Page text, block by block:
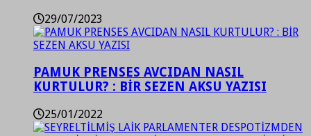
29/07/2023
PAMUK PRENSES AVCIDAN NASIL
KURTULUR? : BİR SEZEN AKSU YAZISI
25/01/2022